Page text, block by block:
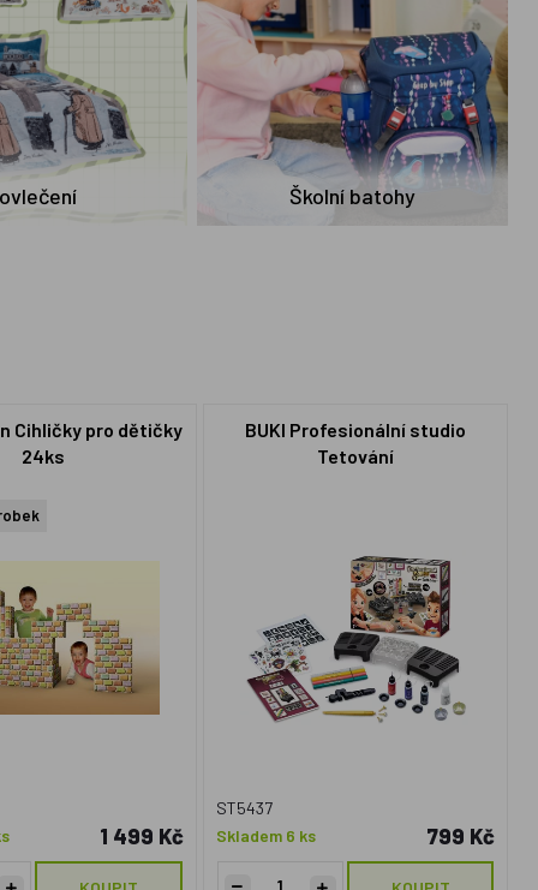
Školní batohy
Cihličky pro dětičky
24ks
1 499 Kč
BUKI Profesionální studio
Tetování
ST5437
Skladem 6 ks
799 Kč